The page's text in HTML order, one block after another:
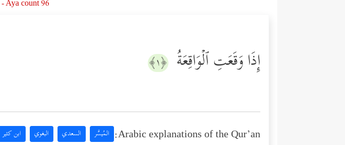
Aya count 96
إِذَا وَقَعَتِ ٱلۡوَاقِعَةُ ﴿١﴾
Arabic explanations of the Qur’an: المُيسَّر السعدي البغوي ابن كثير